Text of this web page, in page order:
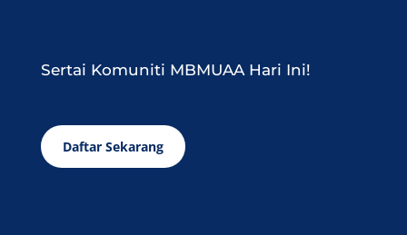
Sertai Komuniti MBMUAA Hari Ini!
Daftar Sekarang